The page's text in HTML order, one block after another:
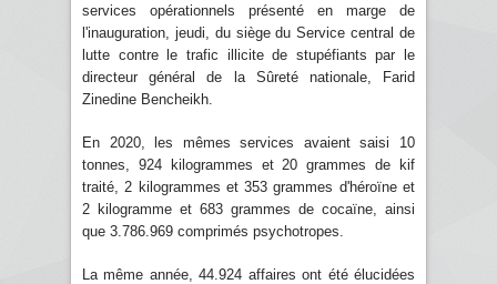
services opérationnels présenté en marge de
l'inauguration, jeudi, du siège du Service central de
lutte contre le trafic illicite de stupéfiants par le
directeur général de la Sûreté nationale, Farid
Zinedine Bencheikh.
En 2020, les mêmes services avaient saisi 10
tonnes, 924 kilogrammes et 20 grammes de kif
traité, 2 kilogrammes et 353 grammes d'héroïne et
2 kilogramme et 683 grammes de cocaïne, ainsi
que 3.786.969 comprimés psychotropes.
La même année, 44.924 affaires ont été élucidées